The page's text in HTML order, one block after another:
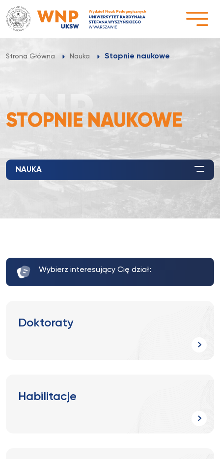
Przejdź
do
treści
Strona Główna Nauka Stopnie naukowe
STOPNIE NAUKOWE
NAUKA
Wybierz interesujący Cię dział:
Doktoraty
Habilitacje